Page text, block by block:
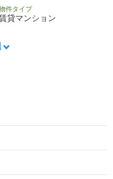
件タイプ
貸マンション